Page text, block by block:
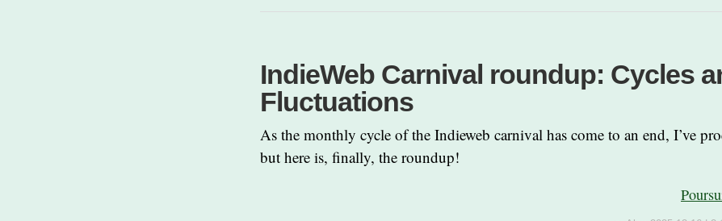
IndieWeb Carnival roundup: Cycles
Fluctuations
As the monthly cycle of the Indieweb carnival has come to an end, I’ve
but here is, finally, the roundup!